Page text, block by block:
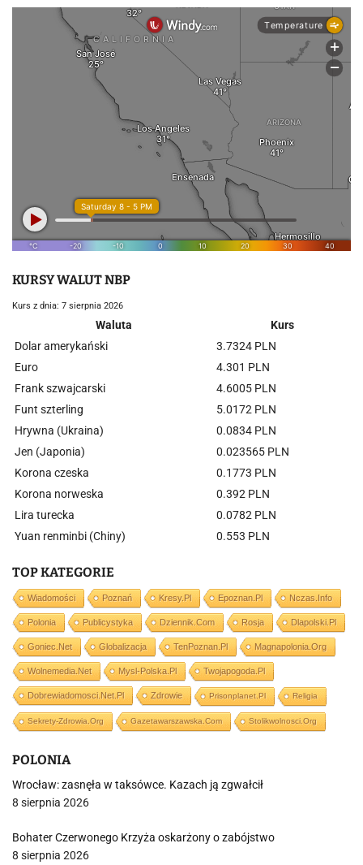
KURSY WALUT NBP
Kurs z dnia: 7 sierpnia 2026
Waluta
Kurs
Dolar amerykański
3.7324 PLN
Euro
4.301 PLN
Frank szwajcarski
4.6005 PLN
Funt szterling
5.0172 PLN
Hrywna (Ukraina)
0.0834 PLN
Jen (Japonia)
0.023565 PLN
Korona czeska
0.1773 PLN
Korona norweska
0.392 PLN
Lira turecka
0.0782 PLN
Yuan renminbi (Chiny)
0.553 PLN
TOP KATEGORIE
Wiadomości Poznań Kresy.pl Epoznan.pl Nczas.info
Polonia Publicystyka Dziennik.com Rosja Dlapolski.pl
Goniec.net Globalizacja TenPoznan.pl Magnapolonia.org
Wolnemedia.net Mysl-Polska.pl Twojapogoda.pl
Dobrewiadomosci.net.pl Zdrowie Prisonplanet.pl Religia
Sekrety-Zdrowia.org Gazetawarszawska.com Stolikwolnosci.org
POLONIA
Wrocław: zasnęła w taksówce. Kazach ją zgwałcił
8 sierpnia 2026
Bohater Czerwonego Krzyża oskarżony o zabójstwo
8 sierpnia 2026